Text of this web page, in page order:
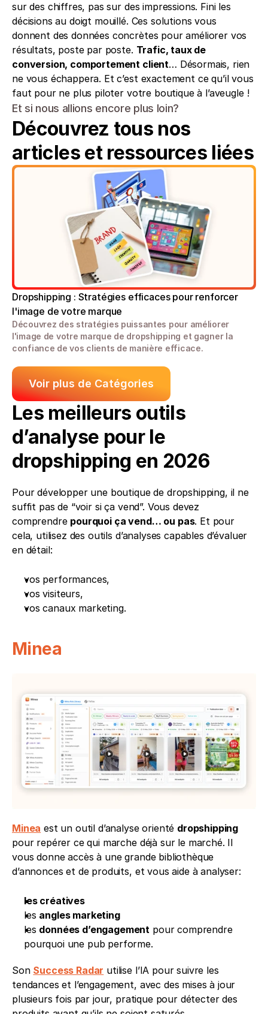
sur des chiffres, pas sur des impressions. Fini les
décisions au doigt mouillé. Ces solutions vous
donnent des données concrètes pour améliorer vos
résultats, poste par poste. Trafic, taux de
conversion, comportement client… Désormais, rien
ne vous échappera. Et c’est exactement ce qu’il vous
faut pour ne plus piloter votre boutique à l’aveugle !
Et si nous allions encore plus loin?
Découvrez tous nos
articles et ressources liées
Dropshipping : Stratégies efficaces pour renforcer
l'image de votre marque
Découvrez des stratégies puissantes pour améliorer
l'image de votre marque de dropshipping et gagner la
confiance de vos clients de manière efficace.
Voir plus de Catégories
Les meilleurs outils
d’analyse pour le
dropshipping en 2026
Pour développer une boutique de dropshipping, il ne
suffit pas de “voir si ça vend”. Vous devez
comprendre pourquoi ça vend… ou pas. Et pour
cela, utilisez des outils d’analyses capables d’évaluer
en détail:
vos performances,
vos visiteurs,
vos canaux marketing.
Minea
Minea est un outil d’analyse orienté dropshipping
pour repérer ce qui marche déjà sur le marché. Il
vous donne accès à une grande bibliothèque
d’annonces et de produits, et vous aide à analyser:
les créatives
les angles marketing
les données d’engagement pour comprendre
pourquoi une pub performe.
Son Success Radar utilise l’IA pour suivre les
tendances et l’engagement, avec des mises à jour
plusieurs fois par jour, pratique pour détecter des